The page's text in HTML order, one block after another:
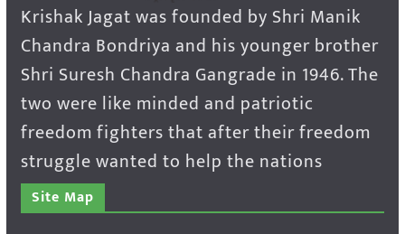
Krishak Jagat was founded by Shri Manik
Chandra Bondriya and his younger brother
Shri Suresh Chandra Gangrade in 1946. The
two were like minded and patriotic
freedom fighters that after their freedom
struggle wanted to help the nations
Site Map